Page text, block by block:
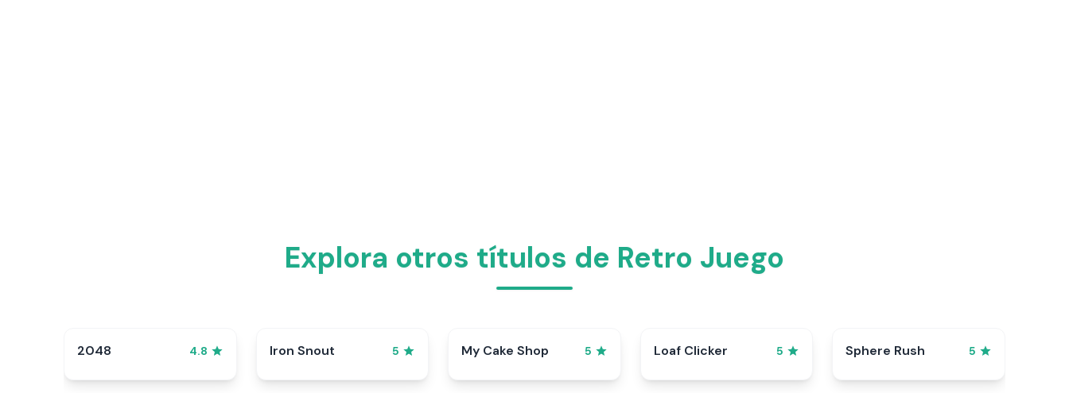
Explora otros títulos de Retro Juego
2048 4.8 Iron Snout 5 My Cake Shop 5 Loaf Clicker 5 Sphere Rush 5